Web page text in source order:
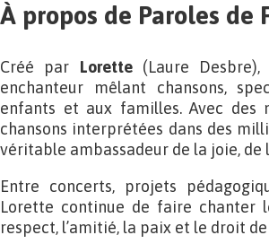
À propos de Paroles de
Créé par Lorette (Laure Desbre),
enchanteur mêlant chansons,
enfants et aux familles. Avec des
chansons interprétées dans des
véritable ambassadeur de la joie,
Entre concerts, projets
Lorette continue de faire chanter
respect, l’amitié, la paix et le droit